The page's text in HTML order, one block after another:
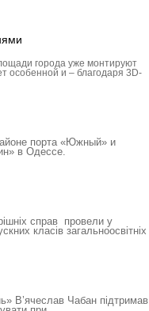
города уже монтируют
особенной и – благодаря 3D-
порта «Южный» и
в Одессе.
справ провели у
класів загальноосвітніх
В’ячеслав Чабан підтримав